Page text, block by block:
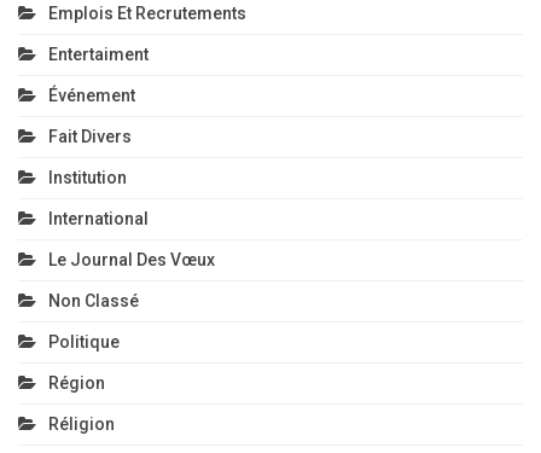
Emplois Et Recrutements
Entertaiment
Événement
Fait Divers
Institution
International
Le Journal Des Vœux
Non Classé
Politique
Région
Réligion